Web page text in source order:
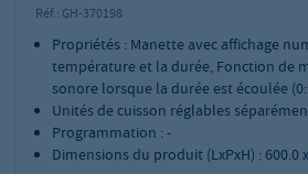
Réf.: GH-370198
Propriétés : Manette avec affichage
température et la durée, Fonction de
sonore lorsque la durée est écoulée
Unités de cuisson réglables
Programmation : -
Dimensions du produit (LxPxH) : 600.0